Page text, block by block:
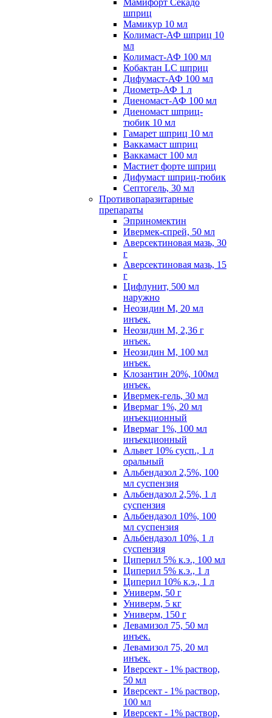
Мамифорт Секадо
шприц
Мамикур 10 мл
Колимаст-АФ шприц 10
мл
Колимаст-АФ 100 мл
Кобактан LC шприц
Дифумаст-АФ 100 мл
Диометр-АФ 1 л
Диеномаст-АФ 100 мл
Диеномаст шприц-
тюбик 10 мл
Гамарет шприц 10 мл
Ваккамаст шприц
Ваккамаст 100 мл
Мастиет форте шприц
Дифумаст шприц-тюбик
Септогель, 30 мл
Противопаразитарные
препараты
Эприномектин
Ивермек-спрей, 50 мл
Аверсектиновая мазь, 30
г
Аверсектиновая мазь, 15
г
Цифлунит, 500 мл
наружно
Неозидин М, 20 мл
инъек.
Неозидин М, 2,36 г
инъек.
Неозидин М, 100 мл
инъек.
Клозантин 20%, 100мл
инъек.
Ивермек-гель, 30 мл
Ивермаг 1%, 20 мл
инъекционный
Ивермаг 1%, 100 мл
инъекционный
Альвет 10% сусп., 1 л
оральный
Альбендазол 2,5%, 100
мл суспензия
Альбендазол 2,5%, 1 л
суспензия
Альбендазол 10%, 100
мл суспензия
Альбендазол 10%, 1 л
суспензия
Циперил 5% к.э., 100 мл
Циперил 5% к.э., 1 л
Циперил 10% к.э., 1 л
Универм, 50 г
Универм, 5 кг
Универм, 150 г
Левамизол 75, 50 мл
инъек.
Левамизол 75, 20 мл
инъек.
Иверсект - 1% раствор,
50 мл
Иверсект - 1% раствор,
100 мл
Иверсект - 1% раствор,